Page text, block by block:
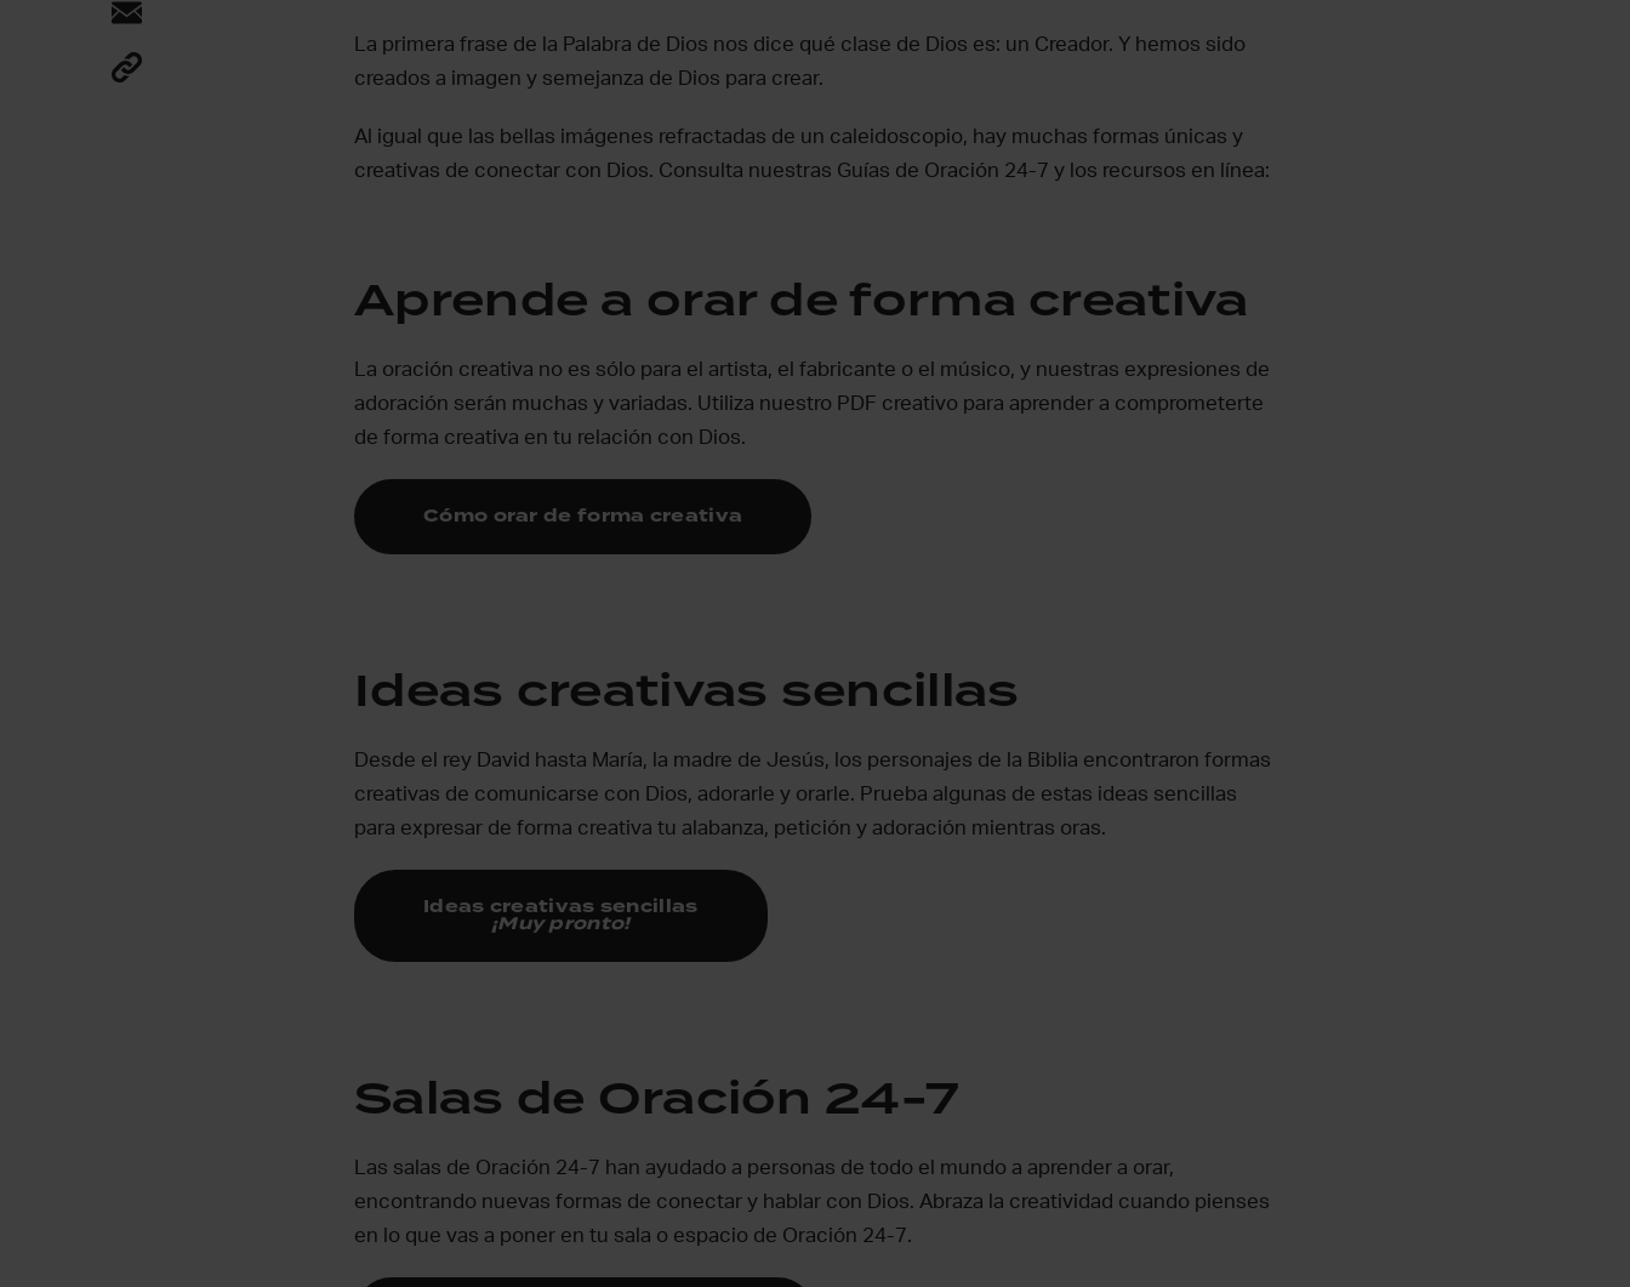
La primera frase de la Palabra de Dios nos dice qué clase de Dios es: un Creador. Y hemos sido
creados a imagen y semejanza de Dios para crear.
Al igual que las bellas imágenes refractadas de un caleidoscopio, hay muchas formas únicas y
creativas de conectar con Dios. Consulta nuestras Guías de Oración 24-7 y los recursos en línea:
Aprende a orar de forma creativa
La oración creativa no es sólo para el artista, el fabricante o el músico, y nuestras expresiones de
adoración serán muchas y variadas. Utiliza nuestro PDF creativo para aprender a comprometerte
de forma creativa en tu relación con Dios.
Cómo orar de forma creativa
Ideas creativas sencillas
Desde el rey David hasta María, la madre de Jesús, los personajes de la Biblia encontraron formas
creativas de comunicarse con Dios, adorarle y orarle. Prueba algunas de estas ideas sencillas
para expresar de forma creativa tu alabanza, petición y adoración mientras oras.
Ideas creativas sencillas
¡Muy pronto!
Salas de Oración 24-7
Las salas de Oración 24-7 han ayudado a personas de todo el mundo a aprender a orar,
encontrando nuevas formas de conectar y hablar con Dios. Abraza la creatividad cuando pienses
en lo que vas a poner en tu sala o espacio de Oración 24-7.